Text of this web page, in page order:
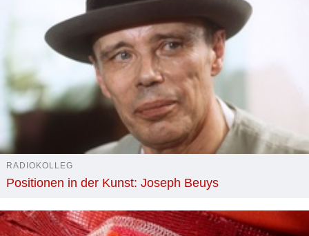
RADIOKOLLEG
Positionen in der Kunst: Joseph Beuys